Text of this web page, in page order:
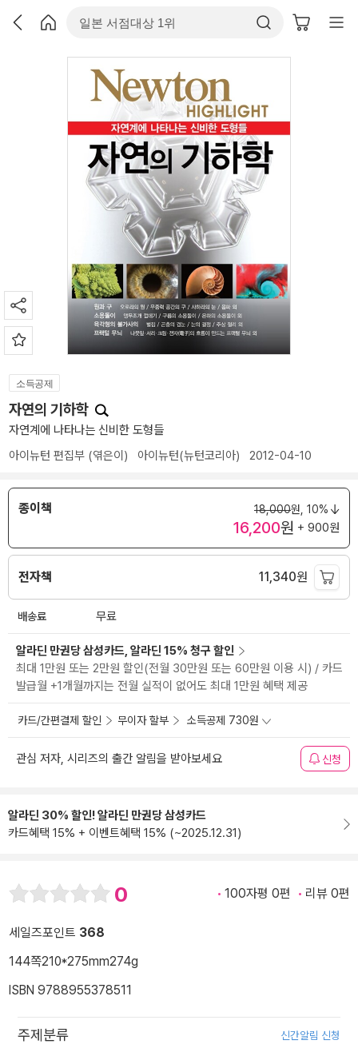
소득공제
자연의 기하학
자연계에 나타나는 신비한 도형들
아이뉴턴 편집부 (엮은이) 아이뉴턴(뉴턴코리아) 2012-04-10
종이책 18,000원, 10%
16,200원 + 900원
전자책 11,340원
배송료 무료
알라딘 만권당 삼성카드, 알라딘 15% 청구 할인
최대 1만원 또는 2만원 할인(전월 30만원 또는 60만원 이용 시) / 카드
발급월 +1개월까지는 전월 실적이 없어도 최대 1만원 혜택 제공
카드/간편결제 할인 무이자 할부 소득공제 730원
관심 저자, 시리즈의 출간 알림을 받아보세요 신청
알라딘 30% 할인! 알라딘 만권당 삼성카드
카드혜택 15% + 이벤트혜택 15% (~2025.12.31)
0 100자평 0편 리뷰 0편
세일즈포인트 368
144쪽210*275mm274g
ISBN 9788955378511
주제분류 신간알림 신청